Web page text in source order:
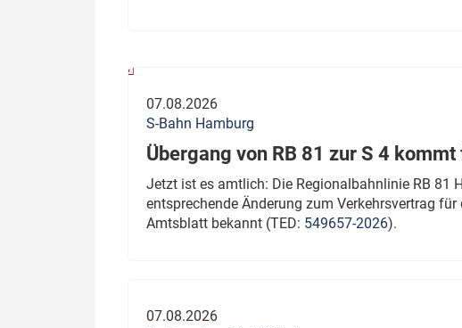
07.08.2026
S-Bahn Hamburg
Übergang von RB 81 zur S 4
Jetzt ist es amtlich: Die Regionalbahnlinie RB 81
entsprechende Änderung zum Verkehrsvertrag
Amtsblatt bekannt (TED: 549657-2026).
07.08.2026